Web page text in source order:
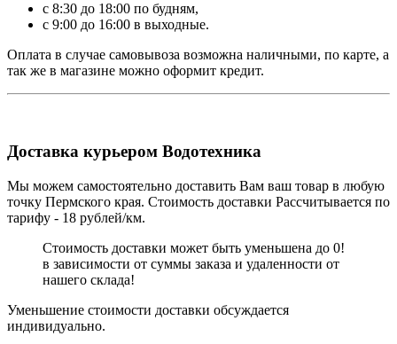
с 8:30 до 18:00 по будням,
с 9:00 до 16:00 в выходные.
Оплата в случае самовывоза возможна наличными, по карте, а
так же в магазине можно оформит кредит.
Доставка курьером Водотехника
Мы можем самостоятельно доставить Вам ваш товар в любую
точку Пермского края. Стоимость доставки Рассчитывается по
тарифу - 18 рублей/км.
Стоимость доставки может быть уменьшена до 0!
в зависимости от суммы заказа и удаленности от
нашего склада!
Уменьшение стоимости доставки обсуждается
индивидуально.